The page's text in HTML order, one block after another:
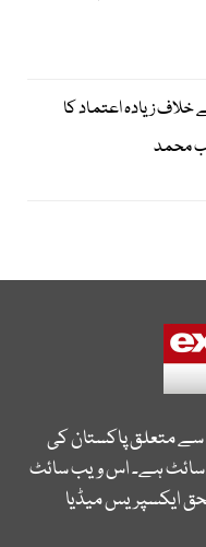
خلاف زیادہ اعتماد کا
محمد
سے متعلق پاکستان کی
سائٹ ہے۔ اس ویب سائٹ
ایکسپریس میڈیا